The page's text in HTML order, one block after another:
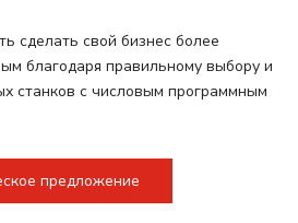
сделать свой бизнес более
благодаря правильному выбору и
станков с числовым программным
предложение